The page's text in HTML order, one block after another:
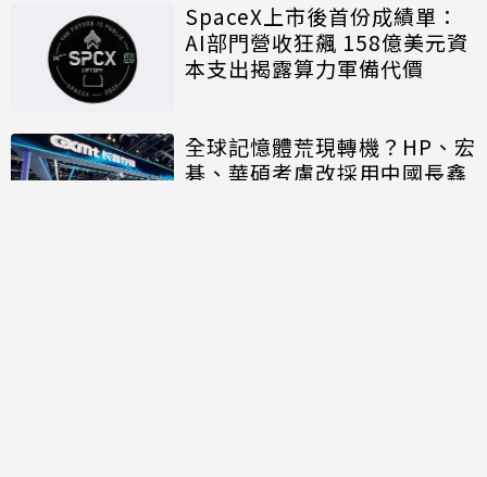
SpaceX上市後首份成績單：
AI部門營收狂飆 158億美元資
本支出揭露算力軍備代價
全球記憶體荒現轉機？HP、宏
碁、華碩考慮改採用中國長鑫